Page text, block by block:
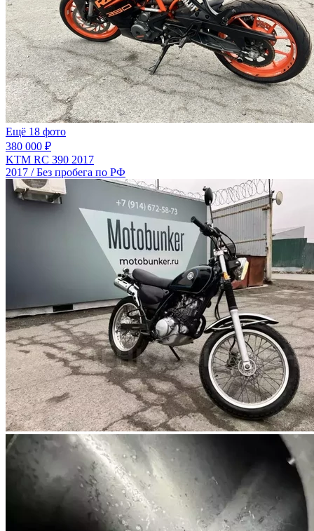
Ещё 18 фото
380 000 ₽
KTM RC 390 2017
2017 / Без пробега по РФ